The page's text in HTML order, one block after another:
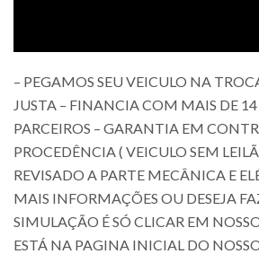
– PEGAMOS SEU VEICULO NA
JUSTA – FINANCIA COM MAIS DE
PARCEIROS – GARANTIA EM
PROCEDÊNCIA ( VEICULO SEM
REVISADO A PARTE MECÂNICA E
MAIS INFORMAÇÕES OU DESEJA
SIMULAÇÃO É SÓ CLICAR EM
ESTÁ NA PAGINA INICIAL DO